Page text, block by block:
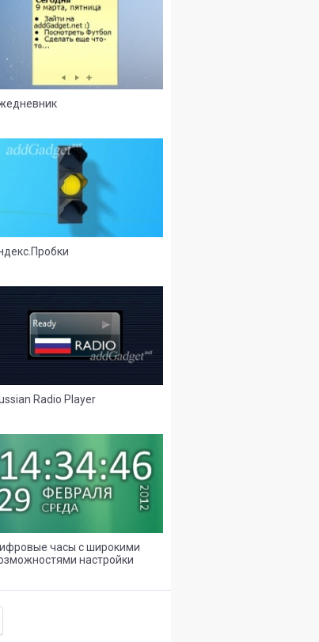
Radio Player
315 153
часы с широкими
настройки